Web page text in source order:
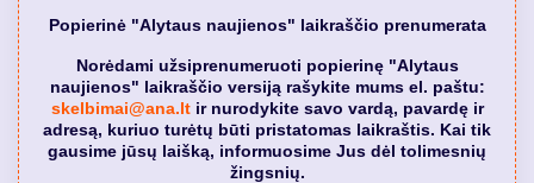
Popierinė "Alytaus naujienos" laikraščio prenumerata
Norėdami užsiprenumeruoti popierinę "Alytaus
naujienos" laikraščio versiją rašykite mums el. paštu:
skelbimai@ana.ltir nurodykite savo vardą, pavardę ir
adresą, kuriuo turėtų būti pristatomas laikraštis. Kai tik
gausime jūsų laišką, informuosime Jus dėl tolimesnių
žingsnių.